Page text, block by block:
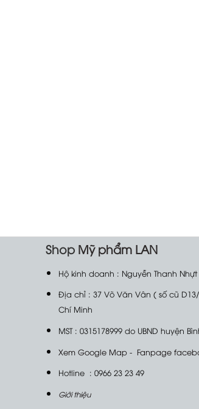
Shop Mỹ phẩm LAN
Hộ kinh doanh : Nguyễn Thanh Nhựt
Địa chỉ : 37 Võ Văn Vân ( số cũ
Chí Minh
MST : 0315178999 do UBND huyện
Xem Google Map- Fanpage
Hotline : 0966 23 23 49
Giới thiệu